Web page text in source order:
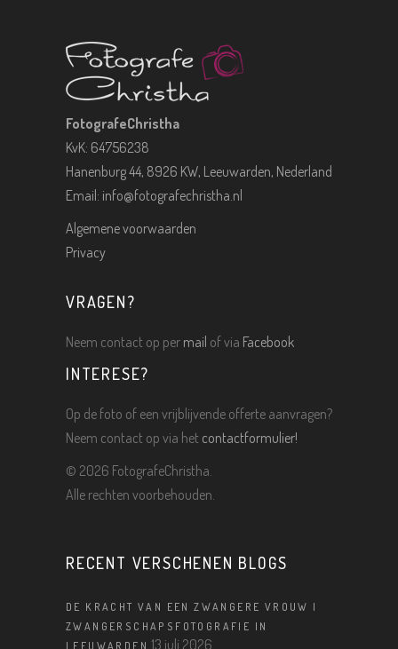
FotografeChristha
KvK: 64756238
Hanenburg 44, 8926 KW, Leeuwarden, Nederland
Email: info@fotografechristha.nl
Algemene voorwaarden
Privacy
VRAGEN?
Neem contact op per mail of via Facebook
INTERESE?
Op de foto of een vrijblijvende offerte aanvragen?
Neem contact op via het contactformulier!
© 2026 FotografeChristha.
Alle rechten voorbehouden.
RECENT VERSCHENEN BLOGS
DE KRACHT VAN EEN ZWANGERE VROUW |
ZWANGERSCHAPSFOTOGRAFIE IN
LEEUWARDEN 13 juli 2026